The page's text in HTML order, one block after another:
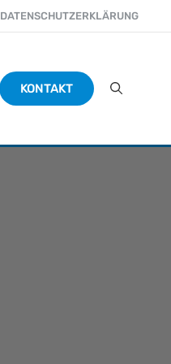
DATENSCHUTZERKLÄRUNG
KONTAKT